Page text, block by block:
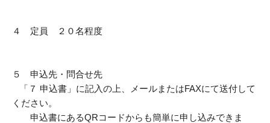
４ 定員 ２０名程度
５ 申込先・問合せ先
「７ 申込書」に記入の上、メールまたはFAXにて送付して
ください。
申込書にあるQRコードからも簡単に申し込みできま